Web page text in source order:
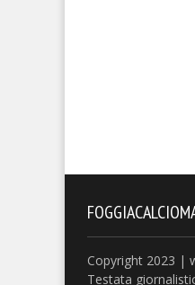
Copyright 2023 |
Testata